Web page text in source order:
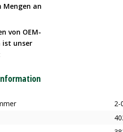
Mengen an
von OEM-
ist unser
2-